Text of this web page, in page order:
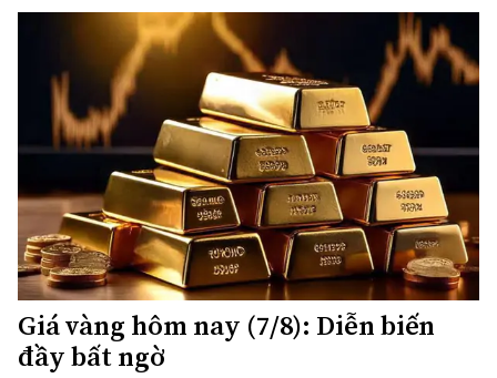
Giá vàng hôm nay (7/8): Diễn biến
đầy bất ngờ